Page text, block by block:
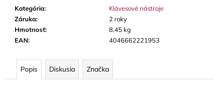
Kategória:
Klávesové nástroje
Záruka:
2 roky
Hmotnosť:
8.45 kg
EAN: 4046662221953
Popis Diskusia Značka
ú
a
m
STAGG